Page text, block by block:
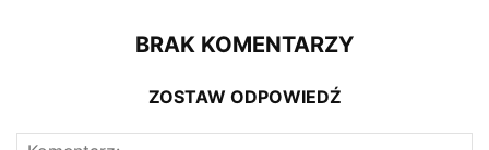
BRAK KOMENTARZY
ZOSTAW ODPOWIEDŹ